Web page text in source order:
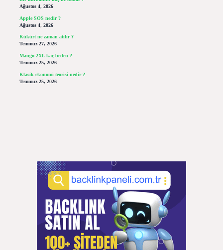
Ağustos 4, 2026
Apple SOS nedir ?
Ağustos 4, 2026
Kükürt ne zaman atılır ?
Temmuz 27, 2026
Mango 2XL kaç beden ?
Temmuz 25, 2026
Klasik ekonomi teorisi nedir ?
Temmuz 25, 2026